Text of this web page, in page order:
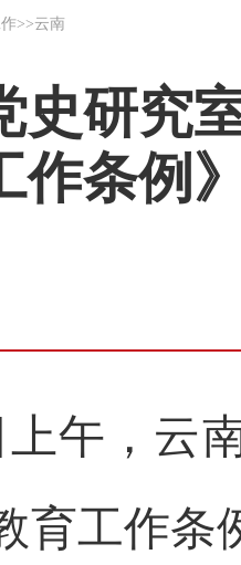
>>云南
史研究
作条例
上午，云
育工作